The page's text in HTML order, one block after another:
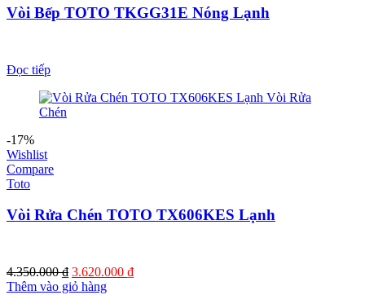
Vòi Bếp TOTO TKGG31E Nóng Lạnh
Đọc tiếp
-17%
Wishlist
Compare
Toto
Vòi Rửa Chén TOTO TX606KES Lạnh
4.350.000₫ Giá
gốc
3.620.000 ₫Giá
Thêm vào giỏ hàng